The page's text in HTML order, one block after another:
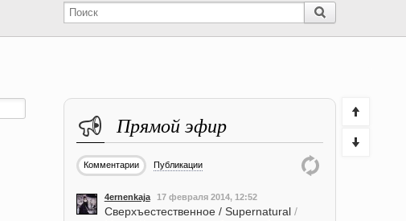
Прямой эфир
Комментарии Публикации
4ernenkaja 17 февраля 2014, 12:52
Сверхъестественное / Supernatural/